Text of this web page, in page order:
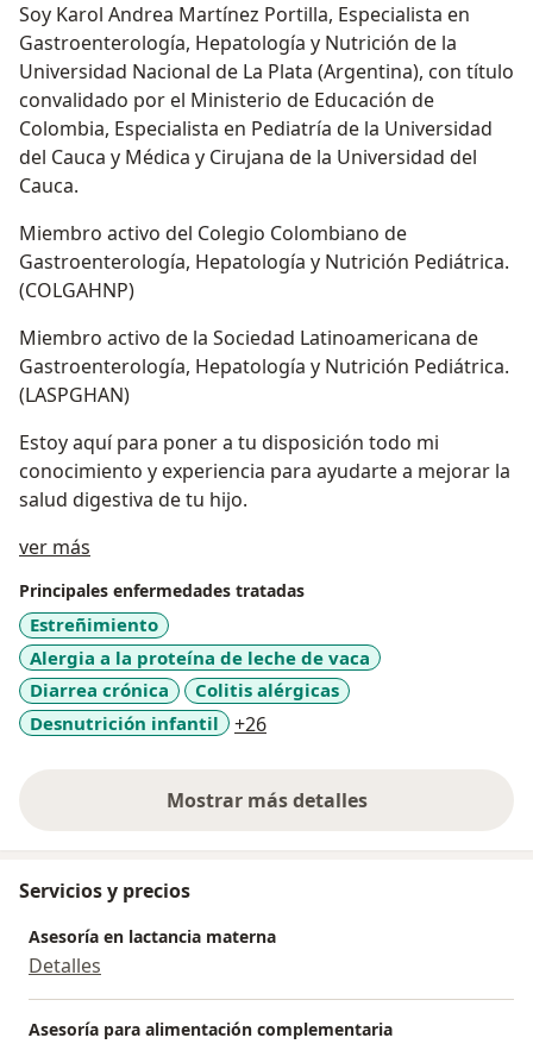
Soy Karol Andrea Martínez Portilla, Especialista en
Gastroenterología, Hepatología y Nutrición de la
Universidad Nacional de La Plata (Argentina), con título
convalidado por el Ministerio de Educación de
Colombia, Especialista en Pediatría de la Universidad
del Cauca y Médica y Cirujana de la Universidad del
Cauca.
Miembro activo del Colegio Colombiano de
Gastroenterología, Hepatología y Nutrición Pediátrica.
(COLGAHNP)
Miembro activo de la Sociedad Latinoamericana de
Gastroenterología, Hepatología y Nutrición Pediátrica.
(LASPGHAN)
Estoy aquí para poner a tu disposición todo mi
conocimiento y experiencia para ayudarte a mejorar la
salud digestiva de tu hijo.
ver más
Principales enfermedades tratadas
Estreñimiento
Alergia a la proteína de leche de vaca
Diarrea crónica
Colitis alérgicas
Desnutrición infantil
+26a11y_sr_more_diseases
Mostrar más detalles
sobre la experiencia
Servicios y precios
Asesoría en lactancia materna
Detalles
Asesoría para alimentación complementaria